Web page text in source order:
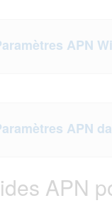
APN
APN
APN